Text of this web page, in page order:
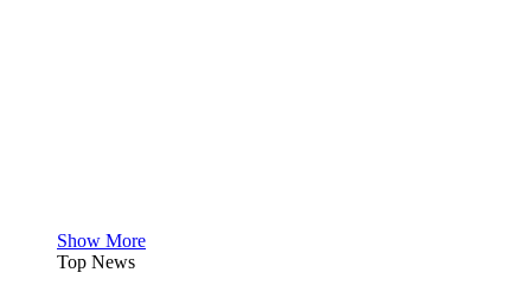
Show More
Top News